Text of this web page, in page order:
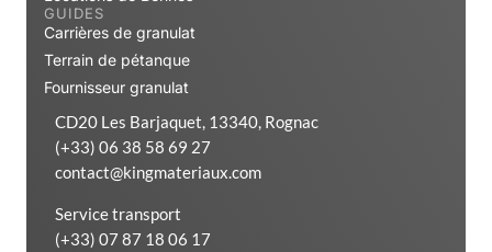
GUIDES
Carrières de granulat
Terrain de pétanque
Fournisseur granulat
CD20 Les Barjaquet, 13340, Rognac
(+33) 06 38 58 69 27
contact@kingmateriaux.com
Service transport
(+33) 07 87 18 06 17